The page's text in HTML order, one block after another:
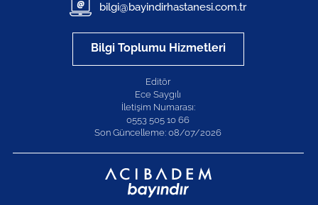
bilgi@bayindirhastanesi.com.tr
Bilgi Toplumu Hizmetleri
Editör
Ece Saygılı
İletişim Numarası:
0553 505 10 66
Son Güncelleme: 08/07/2026